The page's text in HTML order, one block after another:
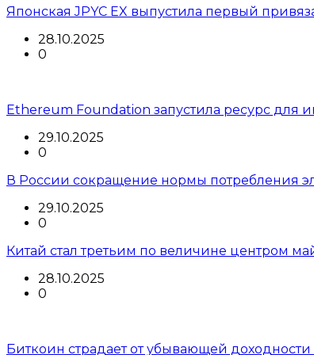
Японская JPYC EX выпустила первый
28.10.2025
0
Ethereum Foundation запустила ресурс для
29.10.2025
0
В России сокращение нормы потребления
29.10.2025
0
Китай стал третьим по величине центром
28.10.2025
0
Биткоин страдает от убывающей доходности